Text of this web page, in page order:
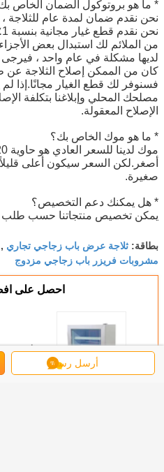
* ما هو بروتوكول الضمان الخاص
نحن نقدم ضمان لمدة عام
من الملائم لك استبدال بعض
لديها مشكلة في عام واحد ، فيرجى
كان من الممكن إصلاح الثلاجة عن
فسنوفر لك قطع الغيار مجانًا.إذا
مصلحك المحلي وإبلاغنا بتكلفة
الإصلاح المعقولة.
* ما هو موك الخاص بك؟
أصغر.لكن السعر سيكون أعلى
صغيرة.
* هل يمكنك دعم التخصيص؟
يمكن تخصيص منتجاتنا حسب طلب
بطاقة: ثلاجة عرض باب زجاجي تجاري ,
مشروبات فريزر باب زجاجي مزدوج
احصل على
ميني فريزر
أرسل رسالة